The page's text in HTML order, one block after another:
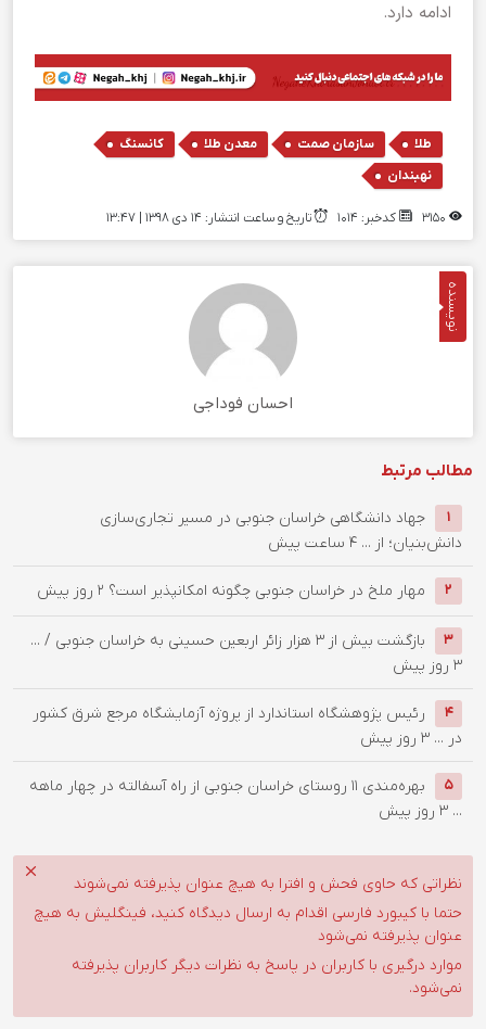
ادامه دارد.
طلا , سازمان صمت , معدن طلا , کانسنگ
نهبندان
کدخبر: 1014 تاریخ و ساعت انتشار: ۱۴ دی ۱۳۹۸ | 13:47
نویسنده
احسان فوداجی
مطالب مرتبط
1
جهاد دانشگاهی خراسان جنوبی در مسیر تجاری‌سازی
دانش‌بنیان؛ از ... 4 ساعت پیش
2 ‌مهار ملخ در خراسان جنوبی چگونه امکانپذیر است؟ 2 روز پیش
3
بازگشت بیش از ۳ هزار زائر اربعین حسینی به خراسان جنوبی / ...
3 روز پیش
4
رئیس پژوهشگاه استاندارد از پروژه آزمایشگاه مرجع شرق کشور
در ... 3 روز پیش
5
بهره‌مندی ۱۱ روستای خراسان جنوبی از راه آسفالته در چهار ماهه
... 3 روز پیش
نظراتی که حاوی فحش و افترا به هیچ عنوان پذیرفته نمی‌شوند
حتما با کیبورد فارسی اقدام به ارسال دیدگاه کنید، فینگلیش به هیچ
عنوان پذیرفته نمی‌شود
موارد درگیری با کاربران در پاسخ به نظرات دیگر کاربران پذیرفته
نمی‌شود.